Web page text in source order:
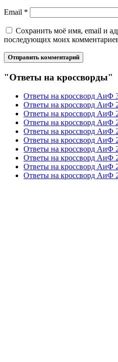
Email *
Сохранить моё имя, email и
последующих моих
"Ответы на кроссворды"
Ответы на кроссворд АиФ
Ответы на кроссворд АиФ
Ответы на кроссворд АиФ
Ответы на кроссворд АиФ
Ответы на кроссворд АиФ
Ответы на кроссворд АиФ
Ответы на кроссворд АиФ
Ответы на кроссворд АиФ
Ответы на кроссворд АиФ
Ответы на кроссворд АиФ